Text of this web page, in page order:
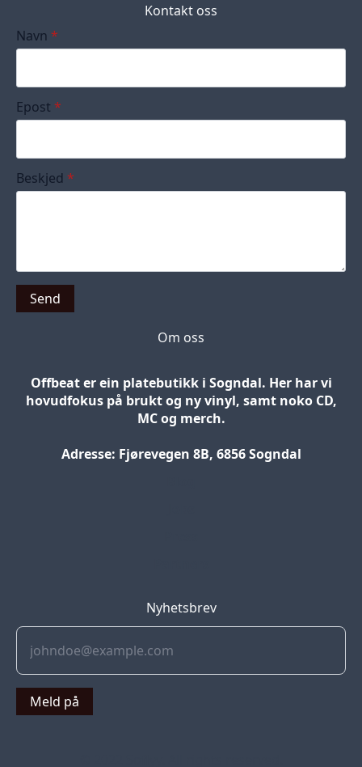
Kontakt oss
Navn *
Epost *
Beskjed *
Send
Om oss
Offbeat er ein platebutikk i Sogndal. Her har vi
hovudfokus på brukt og ny vinyl, samt noko CD,
MC og merch.
Adresse: Fjørevegen 8B, 6856 Sogndal
Nyhetsbrev
Meld på